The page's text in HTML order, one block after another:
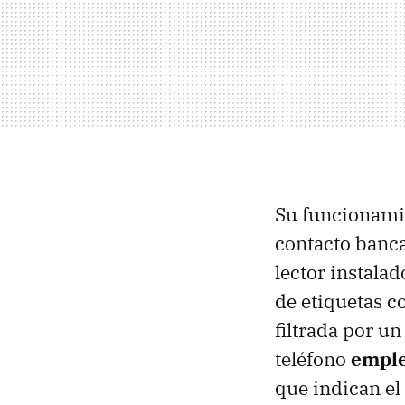
Su
contacto
lector
de etiquetas
filtrada por
teléfono
que indican el